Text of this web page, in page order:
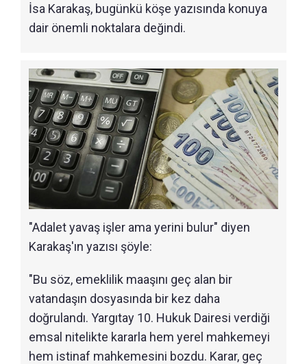
İsa Karakaş, bugünkü köşe yazısında konuya
dair önemli noktalara değindi.
"Adalet yavaş işler ama yerini bulur" diyen
Karakaş'ın yazısı şöyle:
"Bu söz, emeklilik maaşını geç alan bir
vatandaşın dosyasında bir kez daha
doğrulandı. Yargıtay 10. Hukuk Dairesi verdiği
emsal nitelikte kararla hem yerel mahkemeyi
hem istinaf mahkemesini bozdu. Karar, geç